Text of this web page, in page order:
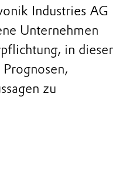
Industries AG
Unternehmen
in dieser
zu